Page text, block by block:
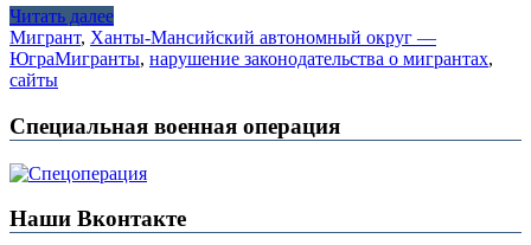
Читать далее
Мигрант, Ханты-Мансийский автономный округ —
ЮграМигранты, нарушение законодательства о мигрантах,
сайты
Специальная военная операция
Наши Вконтакте